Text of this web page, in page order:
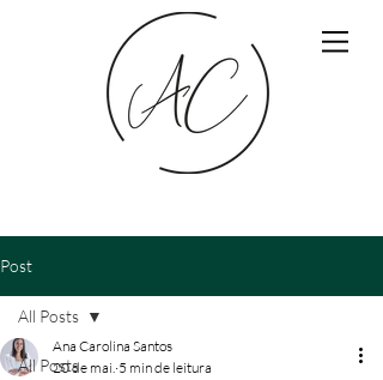
Post
All Posts
All Posts
Ana Carolina Santos
20 de mai. 5 min de leitura